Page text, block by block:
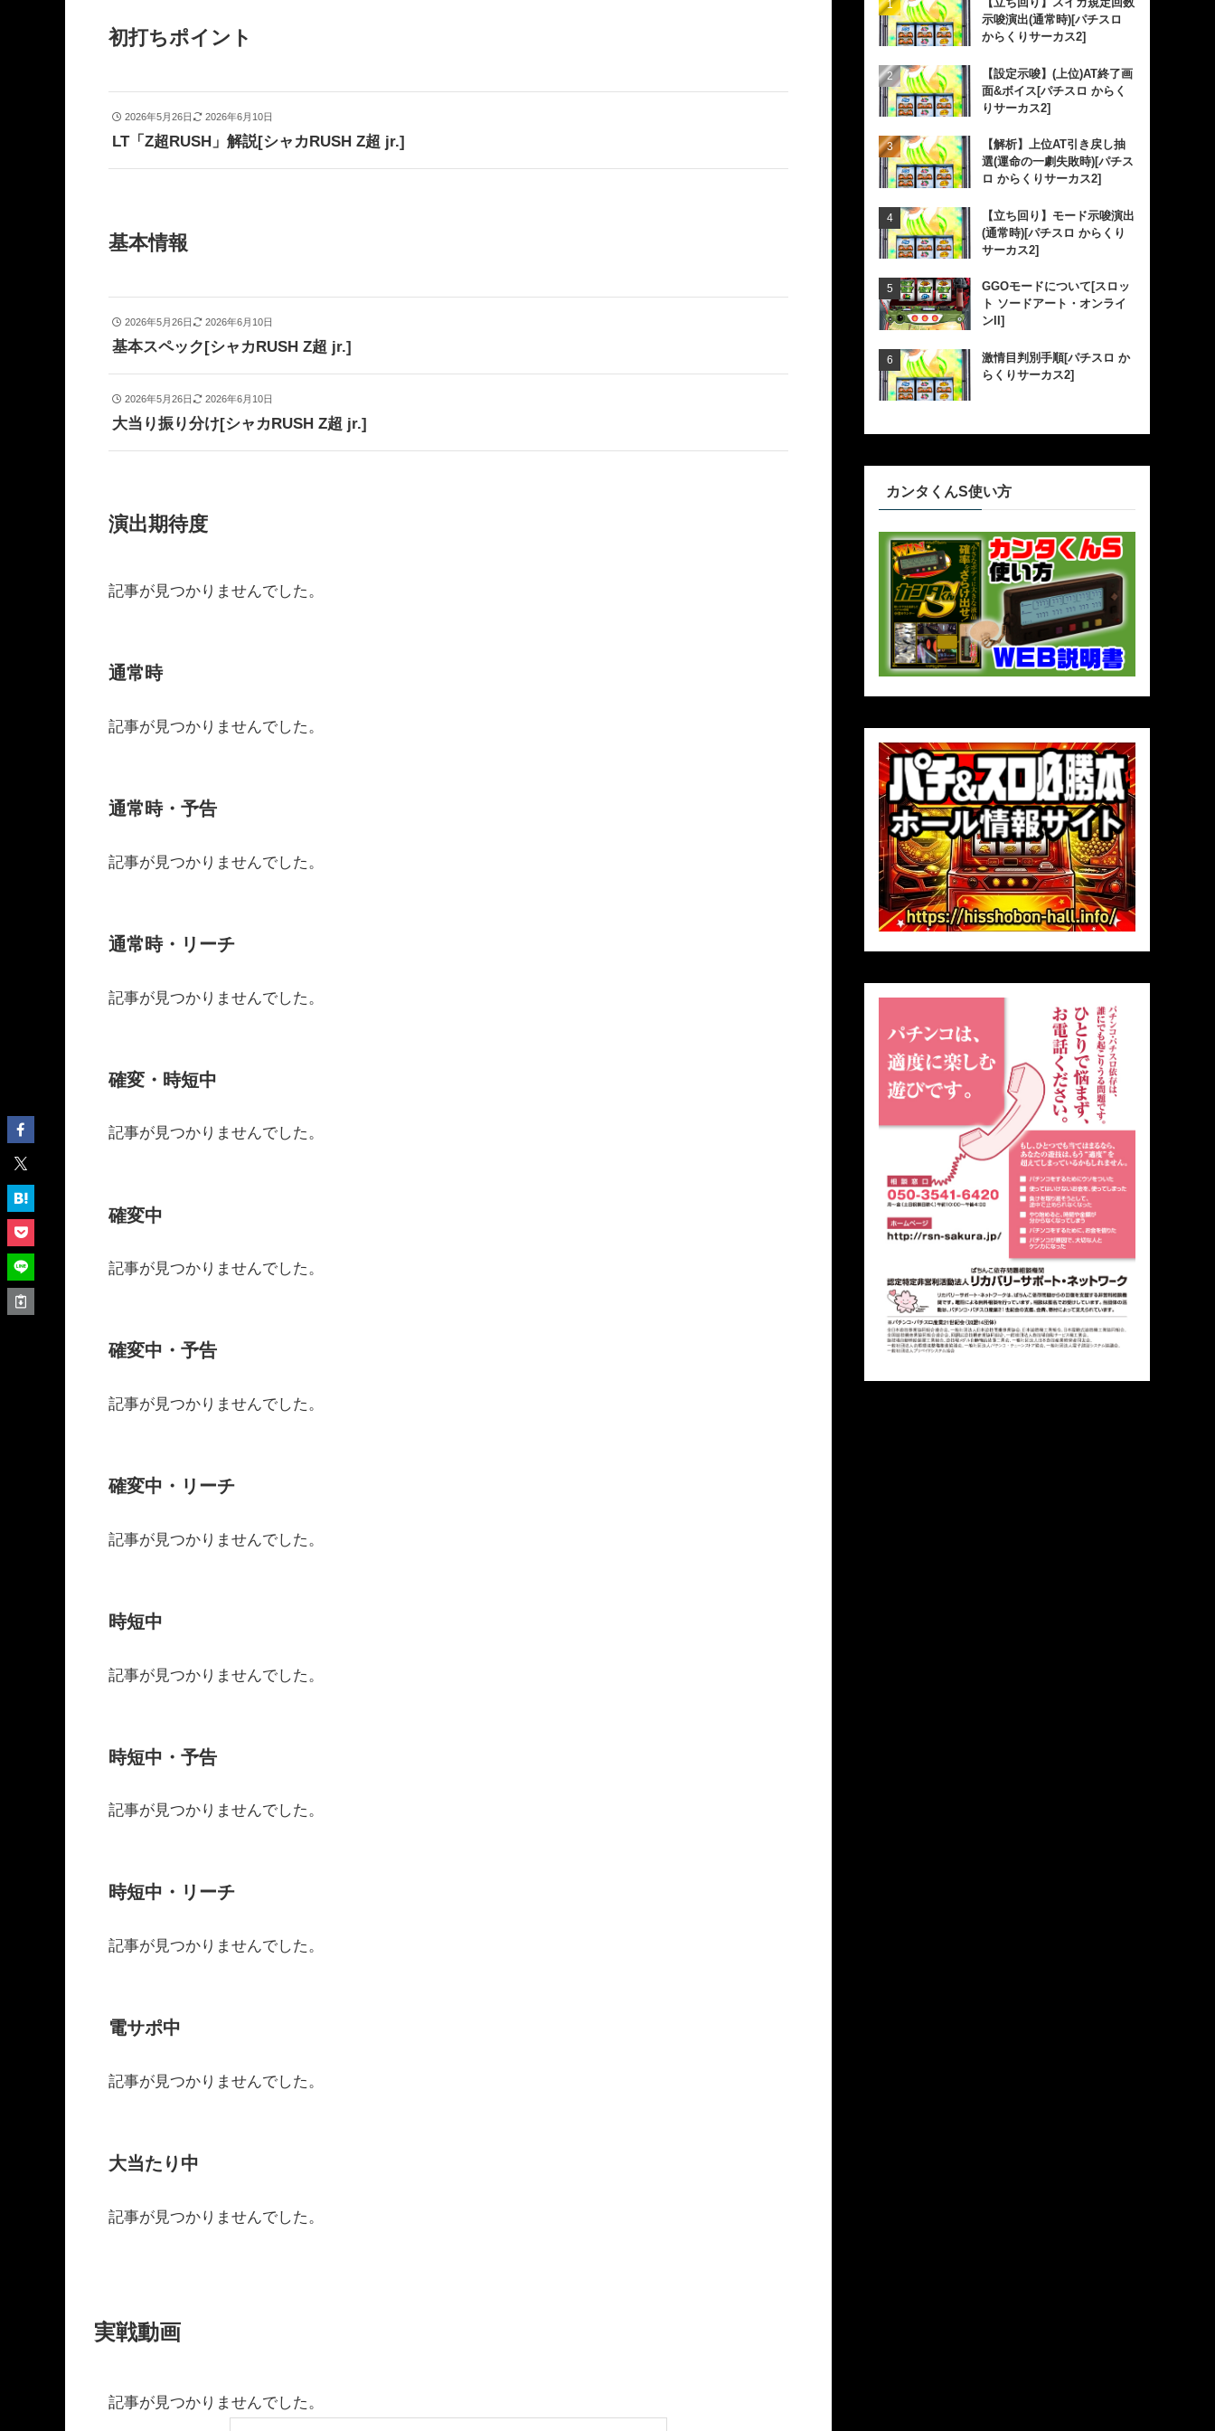
初打ちポイント
2026年5月26日 2026年6月10日
LT「Z超RUSH」解説[シャカRUSH Z超 jr.]
基本情報
2026年5月26日 2026年6月10日
基本スペック[シャカRUSH Z超 jr.]
2026年5月26日 2026年6月10日
大当り振り分け[シャカRUSH Z超 jr.]
演出期待度
記事が見つかりませんでした。
通常時
記事が見つかりませんでした。
通常時・予告
記事が見つかりませんでした。
通常時・リーチ
記事が見つかりませんでした。
確変・時短中
記事が見つかりませんでした。
確変中
記事が見つかりませんでした。
確変中・予告
記事が見つかりませんでした。
確変中・リーチ
記事が見つかりませんでした。
時短中
記事が見つかりませんでした。
時短中・予告
記事が見つかりませんでした。
時短中・リーチ
記事が見つかりませんでした。
電サポ中
記事が見つかりませんでした。
大当たり中
記事が見つかりませんでした。
実戦動画
記事が見つかりませんでした。
示唆演出(通常時)[パチスロ
からくりサーカス2]
【設定示唆】(上位)AT終了画
面&ボイス[パチスロ からく
りサーカス2]
【解析】上位AT引き戻し抽
選(運命の一劇失敗時)[パチス
ロ からくりサーカス2]
【立ち回り】モード示唆演出
(通常時)[パチスロ からくり
サーカス2]
GGOモードについて[スロッ
ト ソードアート・オンライ
ンII]
激情目判別手順[パチスロ か
らくりサーカス2]
カンタくんS使い方